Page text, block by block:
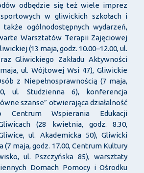
odbędzie się też wiele imprez
w gliwickich szkołach i
także ogólnodostępnych wydarzeń,
Warsztatów Terapii Zajęciowej
(13 maja, godz. 10.00–12.00, ul.
Gliwickiego Zakładu Aktywności
ul. Wójtowej Wsi 47), Gliwickie
z Niepełnosprawnością (7 maja,
ul. Studzienna 6), konferencja
szanse” otwierająca działalność
Centrum Wspierania Edukacji
(28 kwietnia, godz. 8.30,
ul. Akademicka 50), Gliwicki
(7 maja, godz. 17.00, Centrum Kultury
ul. Pszczyńska 85), warsztaty
Domach Pomocy i Ośrodku